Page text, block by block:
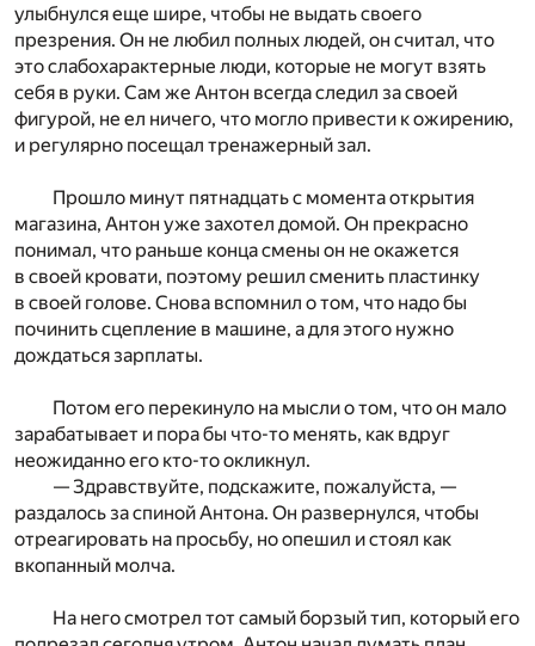
улыбнулся еще шире, чтобы не выдать своего
презрения. Он не любил полных людей, он считал, что
это слабохарактерные люди, которые не могут взять
себя в руки. Сам же Антон всегда следил за своей
фигурой, не ел ничего, что могло привести к ожирению,
и регулярно посещал тренажерный зал.
Прошло минут пятнадцать с момента открытия
магазина, Антон уже захотел домой. Он прекрасно
понимал, что раньше конца смены он не окажется
в своей кровати, поэтому решил сменить пластинку
в своей голове. Снова вспомнил о том, что надо бы
починить сцепление в машине, а для этого нужно
дождаться зарплаты.
Потом его перекинуло на мысли о том, что он мало
зарабатывает и пора бы что-то менять, как вдруг
неожиданно его кто-то окликнул.
— Здравствуйте, подскажите, пожалуйста, —
раздалось за спиной Антона. Он развернулся, чтобы
отреагировать на просьбу, но опешил и стоял как
вкопанный молча.
На него смотрел тот самый борзый тип, который его